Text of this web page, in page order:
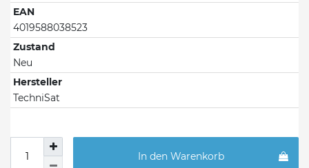
EAN
4019588038523
Zustand
Neu
Hersteller
TechniSat
In den Warenkorb